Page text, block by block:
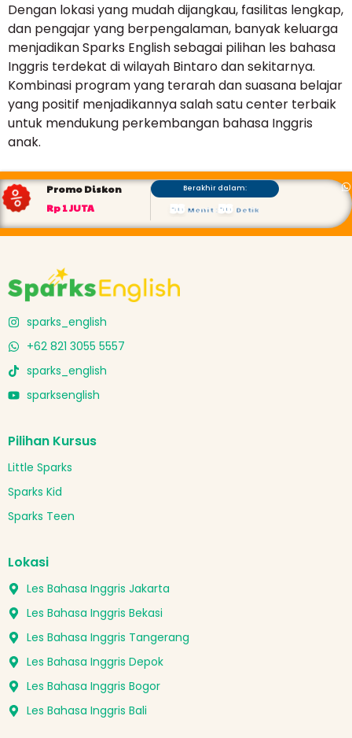
Dengan lokasi yang mudah dijangkau, fasilitas lengkap,
dan pengajar yang berpengalaman, banyak keluarga
menjadikan Sparks English sebagai pilihan les bahasa
Inggris terdekat di wilayah Bintaro dan sekitarnya.
Kombinasi program yang terarah dan suasana belajar
yang positif menjadikannya salah satu center terbaik
untuk mendukung perkembangan bahasa Inggris
anak.
Promo Diskon
Rp 1 JUTA
Berakhir dalam:
56 Menit : 56 Detik
sparks_english
+62 821 3055 5557
sparks_english
sparksenglish
Pilihan Kursus
Little Sparks
Sparks Kid
Sparks Teen
Lokasi
Les Bahasa Inggris Jakarta
Les Bahasa Inggris Bekasi
Les Bahasa Inggris Tangerang
Les Bahasa Inggris Depok
Les Bahasa Inggris Bogor
Les Bahasa Inggris Bali